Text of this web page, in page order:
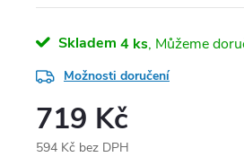
Skladem 4 ks
Možnosti doručení
719 Kč
594 Kč bez DPH